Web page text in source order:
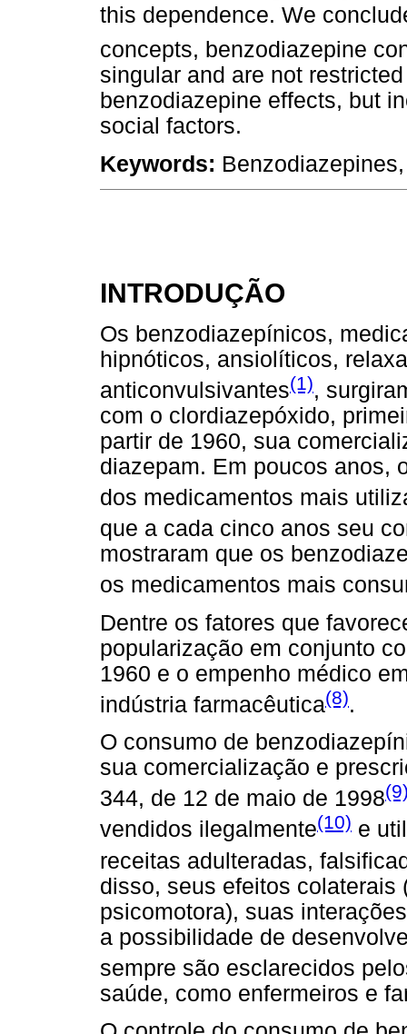
this dependence. We
concepts, benzodiazepine
singular and are not
benzodiazepine effects, but
social factors.
Keywords:
INTRODUÇÃO
Os benzodiazepínicos,
hipnóticos, ansiolíticos,
anticonvulsivantes(1),
com o clordiazepóxido,
partir de 1960, sua
diazepam. Em poucos anos,
dos medicamentos mais
que a cada cinco anos seu
mostraram que os
os medicamentos mais
Dentre os fatores que
popularização em conjunto
1960 e o empenho médico
indústria farmacêutica(8).
O consumo de
sua comercialização e
344, de 12 de maio de 1998
vendidos ilegalmente(10) e
receitas adulteradas,
disso, seus efeitos
psicomotora), suas
a possibilidade de
sempre são esclarecidos
saúde, como enfermeiros e